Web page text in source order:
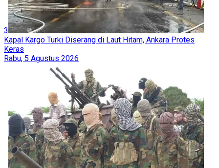
3
Kapal Kargo Turki Diserang di Laut Hitam, Ankara Protes
Keras
Rabu, 5 Agustus 2026